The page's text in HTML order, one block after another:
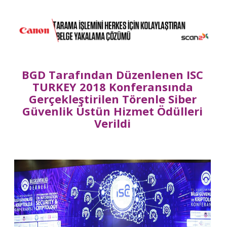
BGD Tarafından Düzenlenen ISC
TURKEY 2018 Konferansında
Gerçekleştirilen Törenle Siber
Güvenlik Üstün Hizmet Ödülleri
Verildi